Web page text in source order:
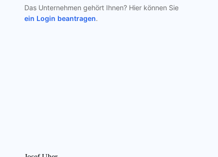
Das Unternehmen gehört Ihnen? Hier können Sie
ein Login beantragen.